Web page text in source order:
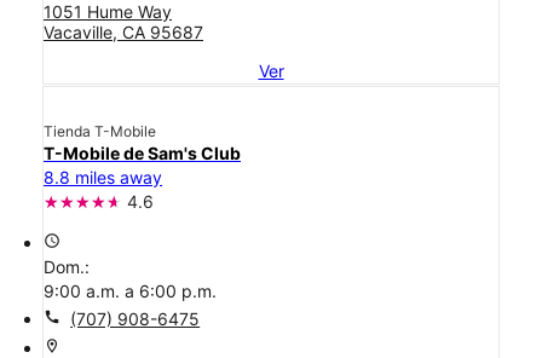
1051 Hume Way
Vacaville, CA 95687
Ver
Tienda T-Mobile
T-Mobile de Sam's Club
8.8 miles away
4.6
access_time
Dom.:
9:00 a.m. a 6:00 p.m.
call (707) 908-6475
location_on